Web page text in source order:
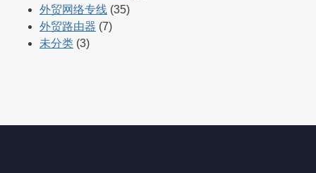
外贸网络专线 (35)
外贸路由器 (7)
未分类 (3)